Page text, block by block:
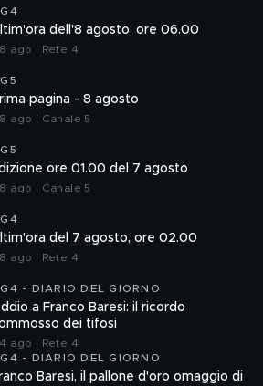
dell'8 agosto, ore 06.00
ago | Rete 4
pagina - 8 agosto
ago | Canale 5
ore 01.00 del 7 agosto
ago | Canale 5
del 7 agosto, ore 02.00
ago | Rete 4
- DIARIO DEL GIORNO
a Franco Baresi: il ricordo
dei tifosi
ago | Rete 4
- DIARIO DEL GIORNO
Baresi, il pallone d'oro omaggio di